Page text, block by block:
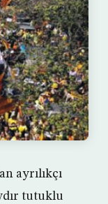
ayrılıkçı
tutuklu